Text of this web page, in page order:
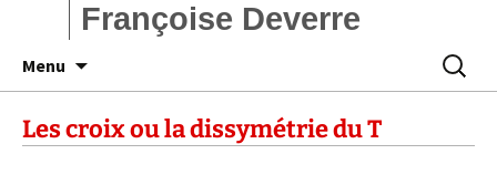
Françoise Deverre
Menu
Les croix ou la dissymétrie du T